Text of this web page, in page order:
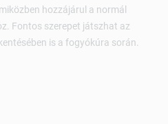
, miközben hozzájárul a normál
Fontos szerepet játszhat az
is a fogyókúra során.